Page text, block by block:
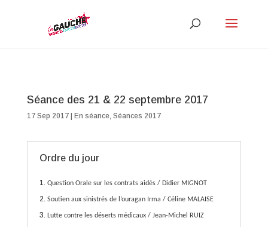
Séance des 21 & 22 septembre 2017
17 Sep 2017| En séance, Séances 2017
Ordre du jour
Question Orale sur les contrats aidés / Didier MIGNOT
Soutien aux sinistrés de l’ouragan Irma / Céline MALAISE
Lutte contre les déserts médicaux / Jean-Michel RUIZ